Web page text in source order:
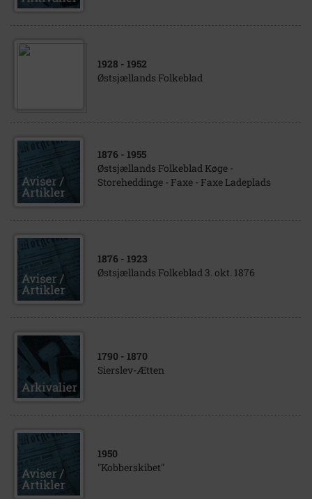
1928 - 1952
Østsjællands Folkeblad
1876 - 1955
Østsjællands Folkeblad Køge -
Storeheddinge - Faxe - Faxe Ladeplads
1876 - 1923
Østsjællands Folkeblad 3. okt. 1876
1790 - 1870
Sierslev-Ætten
1950
"Kobberskibet"